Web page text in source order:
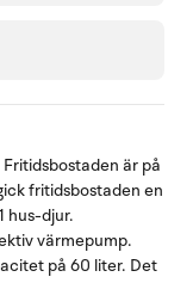
är på
fritidsbostaden en
hus-djur.
värmepump.
på 60 liter. Det